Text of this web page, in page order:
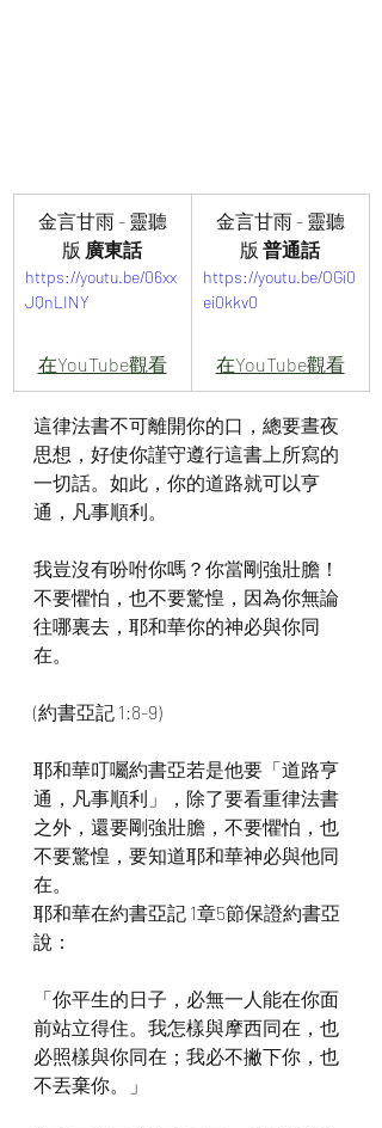
金言甘雨 - 靈聽
版 廣東話
https://youtu.be/06xx
JQnLINY
在YouTube觀看
金言甘雨 - 靈聽
版 普通話
https://youtu.be/OGi0
ei0kkv0
在YouTube觀看
這律法書不可離開你的口，總要晝夜
思想，好使你謹守遵行這書上所寫的
一切話。如此，你的道路就可以亨
通，凡事順利。
我豈沒有吩咐你嗎？你當剛強壯膽！
不要懼怕，也不要驚惶，因為你無論
往哪裏去，耶和華你的神必與你同
在。
(約書亞記 1:8-9)
耶和華叮囑約書亞若是他要「道路亨
通，凡事順利」，除了要看重律法書
之外，還要剛強壯膽，不要懼怕，也
不要驚惶，要知道耶和華神必與他同
在。
耶和華在約書亞記 1章5節保證約書亞
說：
「你平生的日子，必無一人能在你面
前站立得住。我怎樣與摩西同在，也
必照樣與你同在；我必不撇下你，也
不丟棄你。」